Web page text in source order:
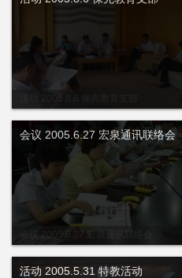
会议 2005.6.27 宏泉通讯联络会
会议 2005.6.27 宏泉通讯联络会
活动 2005.5.31 特教活动